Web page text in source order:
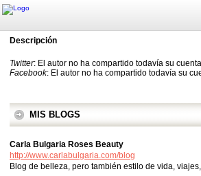
Descripción
Twitter: El autor no ha compartido todavía su cuenta
Facebook: El autor no ha compartido todavía su
MIS BLOGS
Carla Bulgaria Roses Beauty
http://www.carlabulgaria.com/blog
Blog de belleza, pero también estilo de vida,